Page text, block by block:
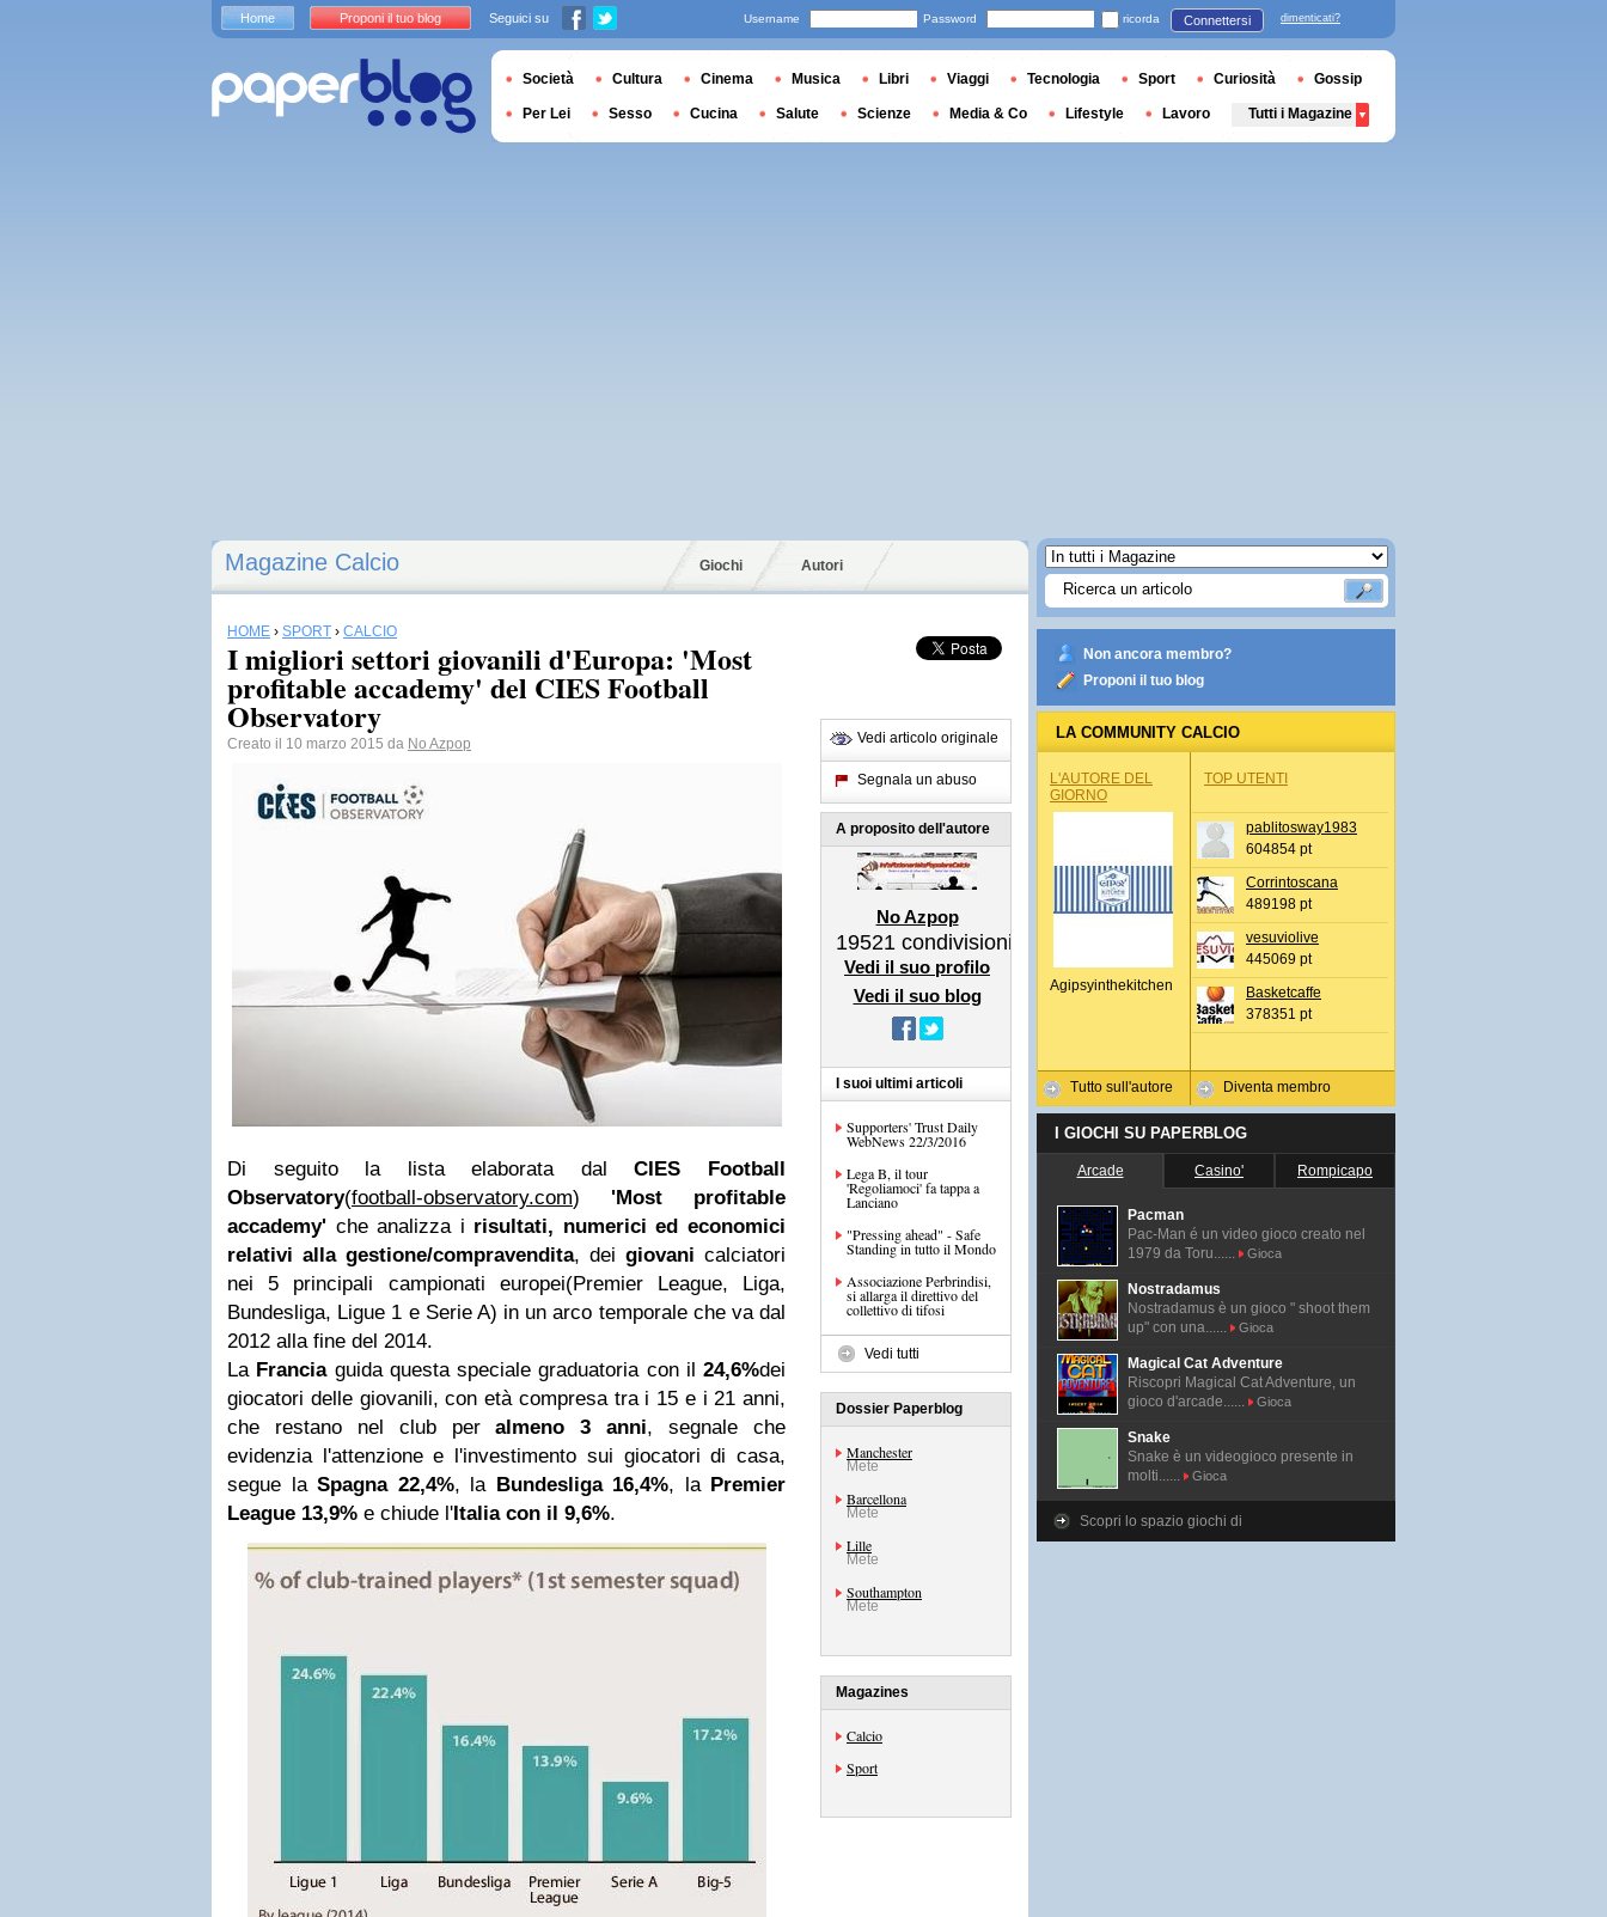
Magazine Calcio Giochi Autori
HOME › SPORT › CALCIO
I migliori settori giovanili d'Europa: 'Most
profitable accademy' del CIES Football
Observatory
Creato il 10 marzo 2015 da No Azpop
Di seguito la lista elaborata dalCIES Football
Observatory(football-observatory.com) 'Most profitable
accademy' che analizza i risultati, numerici ed economici
relativi alla gestione/compravendita, dei giovani calciatori
nei 5 principali campionati europei(Premier League, Liga,
Bundesliga, Ligue 1 e Serie A) in un arco temporale che va dal
2012 alla fine del 2014.
La Franciaguida questa speciale graduatoria con il 24,6%dei
giocatori delle giovanili, con età compresa tra i 15 e i 21 anni,
che restano nel club peralmeno 3 anni, segnale che
evidenzia l'attenzione e l'investimento sui giocatori di casa,
segue la Spagna 22,4%, la Bundesliga 16,4%, la Premier
League 13,9% e chiude l'Italia con il 9,6%.
Vedi articolo originale
Segnala un abuso
A proposito dell'autore
No Azpop
19521 condivisioni
Vedi il suo profilo
Vedi il suo blog
I suoi ultimi articoli
Supporters' Trust Daily
WebNews 22/3/2016
Lega B, il tour
'Regoliamoci' fa tappa a
Lanciano
"Pressing ahead" - Safe
Standing in tutto il Mondo
Associazione Perbrindisi,
si allarga il direttivo del
collettivo di tifosi
Vedi tutti
Dossier Paperblog
Manchester
Mete
Barcellona
Mete
Lille
Mete
Southampton
Mete
Magazines
Calcio
Sport
Non ancora membro?
Proponi il tuo blog
LA COMMUNITY CALCIO
L'AUTORE DEL
GIORNO
Agipsyinthekitchen
Tutto sull'autore
TOP UTENTI
pablitosway1983
604854 pt
Corrintoscana
489198 pt
vesuviolive
445069 pt
Basketcaffe
378351 pt
Diventa membro
I GIOCHI SU PAPERBLOG
Arcade Casino' Rompicapo
Pacman
Pac-Man é un video gioco creato nel
1979 da Toru......
Gioca
Nostradamus
Nostradamus è un gioco " shoot them
up" con una......
Gioca
Magical Cat Adventure
Riscopri Magical Cat Adventure, un
gioco d'arcade......
Gioca
Snake
Snake è un videogioco presente in
molti......
Gioca
Scopri lo spazio giochi di
Home Proponi il tuo blog Seguici su Username Password ricorda Connettersi dimenticati?
Società Cultura Cinema Musica Libri Viaggi Tecnologia Sport Curiosità Gossip
Per Lei Sesso Cucina Salute Scienze Media & Co Lifestyle Lavoro Tutti i Magazine